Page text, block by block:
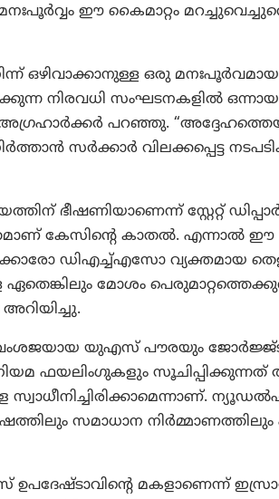
ഈ കൈമാറ്റം
ഒഴിവാക്കാനുള്ള ഒരു മനഃപൂർവമായ
നിരവധി സംഘടനകളിൽ ഒന്നായ
പറഞ്ഞു.
സർക്കാർ വിലക്കപ്പെട്ട
സ്റ്റേറ്റ്
കേസിന്റെ കാതൽ. എന്നാൽ ഈ
ഡിഎച്ച്എസോ വ്യക്തമായ
ഏതെങ്കിലും മോശം
വംശജയായ യുഎസ് പൗരയും
നിയമ ഫയലിംഗുകളും
സമാധാന
മകളാണെന്ന്